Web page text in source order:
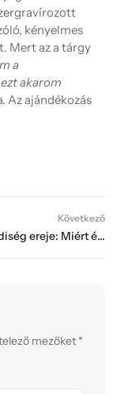
kényelmes
Mert az a tárgy
a
akarom
Az ajándékozás
Következő
Az egyediség ereje: Miért értékesebb egy 500 Ft-os névre szóló toll, mint egy 5000 Ft-os tucattermék?
mezőket *